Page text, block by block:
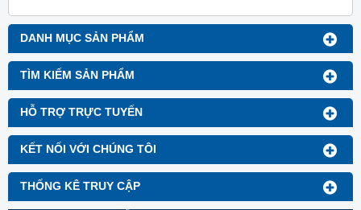
DANH MỤC SẢN PHẨM
TÌM KIẾM SẢN PHẨM
HỖ TRỢ TRỰC TUYẾN
KẾT NỐI VỚI CHÚNG TÔI
THỐNG KÊ TRUY CẬP